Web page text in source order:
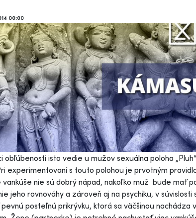
00:00
obľúbenosti isto vedie u mužov sexuálna poloha
experimentovaní s touto polohou je prvotným
vankúše nie sú dobrý nápad, nakoľko muž bude mať
jeho rovnováhy a zároveň aj na psychiku, v
posteľnú prikrývku, ktorá sa väčšinou nachádza